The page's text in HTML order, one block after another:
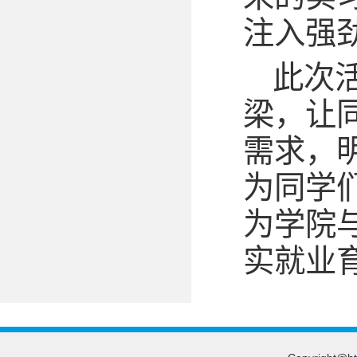
注入强
此次
梁，让
需求，
为同学
为学院
实就业